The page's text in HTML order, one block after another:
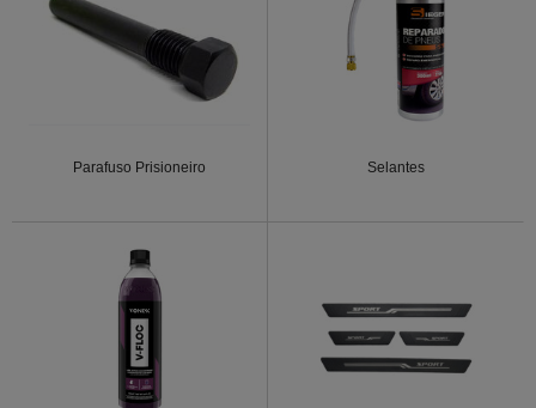
Parafuso Prisioneiro Selantes